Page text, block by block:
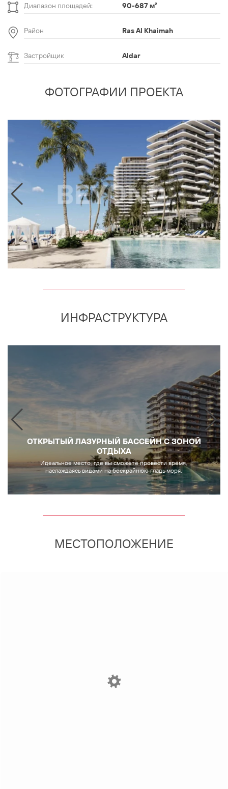
Диапазон площадей: 90-687 м²
Район Ras Al Khaimah
Застройщик Aldar
ФОТОГРАФИИ ПРОЕКТА
ИНФРАСТРУКТУРА
ОТКРЫТЫЙ ЛАЗУРНЫЙ БАССЕЙН С ЗОНОЙ
ОТДЫХА
Идеальное место, где вы сможете провести время,
наслаждаясь видами на бескрайнюю гладь моря.
МЕСТОПОЛОЖЕНИЕ